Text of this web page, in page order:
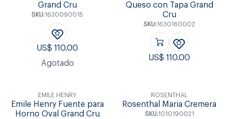
Grand Cru
SKU:1630090015
US$110.00
Agotado
Queso con Tapa Grand
Cru
SKU:1630160002
US$110.00
EMILE HENRY
Emile Henry Fuente para
Horno Oval Grand Cru
ROSENTHAL
Rosenthal Maria Cremera
SKU:1010190021